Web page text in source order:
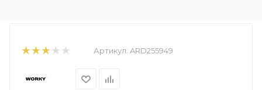
Артикул: ARD255949